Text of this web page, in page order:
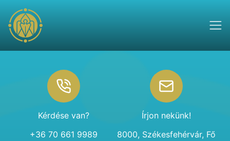
Kérdése van?
+36 70 661 9989
Írjon nekünk!
8000, Székesfehérvár, Fő